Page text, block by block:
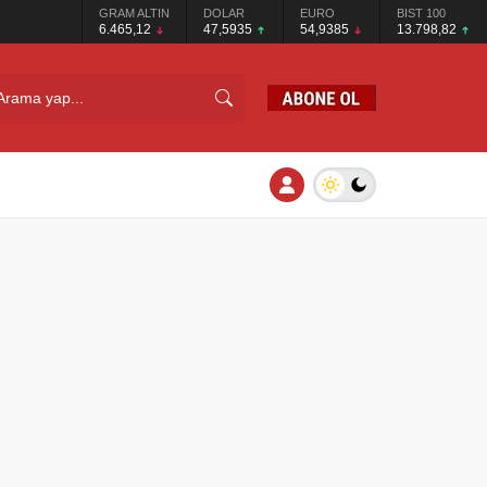
GRAM ALTIN
6.465,12
DOLAR
47,5935
EURO
54,9385
BIST 100
13.798,82